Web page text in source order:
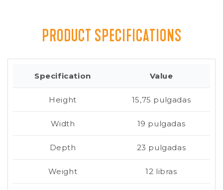
PRODUCT SPECIFICATIONS
Specification Value
Height 15,75 pulgadas
Width 19 pulgadas
Depth 23 pulgadas
Weight 12 libras